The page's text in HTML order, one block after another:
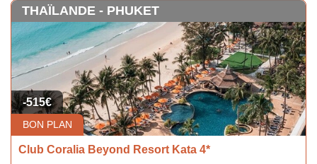
patrimoine culturel et naturel au travers de ses pays plus diversifiés
plages de sable immaculé, chaînes de montagnes, populations
locales aux coutumes ancestrales… En bref, le dépaysement y est
certain !
Optez pour un voyage authentique sur le signe de la découverte à
travers des circuits et combinés circuits ou misez sur le confort
d’une large gamme d’hôtels sélectionnés rien que pour vous !
BON PLAN
-515€
THAÏLANDE - PHUKET
Club Coralia Beyond Resort Kata 4*